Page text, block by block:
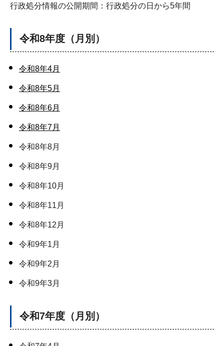
行政処分情報の公開期間：行政処分の日から5年間
令和8年度（月別）
令和8年4月
令和8年5月
令和8年6月
令和8年7月
令和8年8月
令和8年9月
令和8年10月
令和8年11月
令和8年12月
令和9年1月
令和9年2月
令和9年3月
令和7年度（月別）